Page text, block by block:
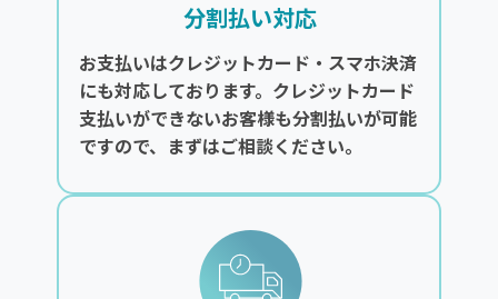
分割払い対応
お支払いはクレジットカード・スマホ決済
にも対応しております。クレジットカード
支払いができないお客様も分割払いが可能
ですので、まずはご相談ください。